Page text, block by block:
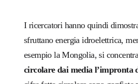
I ricercatori hanno quindi
sfruttano energia idroelettrica,
esempio la Mongolia, si
circolare dai media l’impronta